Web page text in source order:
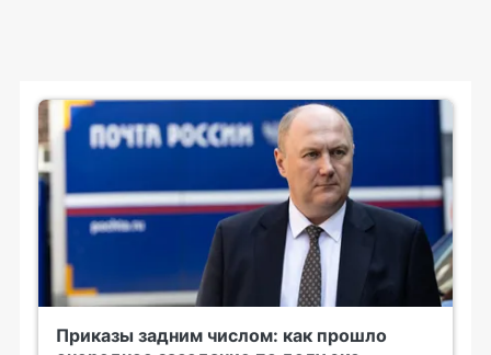
Приказы задним числом: как прошло